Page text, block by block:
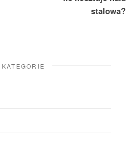
stalowa?
KATEGORIE